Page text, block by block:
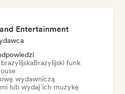
Entertainment
Brazylijski funk
wydawniczą
lub wydaj ich muzykę